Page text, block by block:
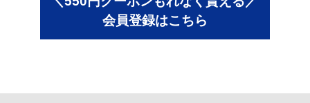
会員登録はこちら